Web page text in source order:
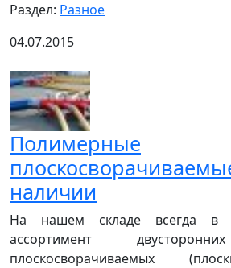
Раздел: Разное
04.07.2015
Полимерные
наличии
На нашем складе всегда в
ассортимент
плоскосворачиваемых